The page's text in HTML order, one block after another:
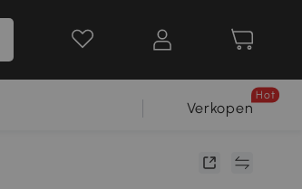
Verkopen
Hot